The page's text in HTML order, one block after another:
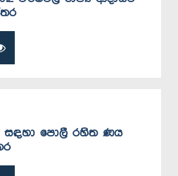
සඳහා පොලී රහිත ණය